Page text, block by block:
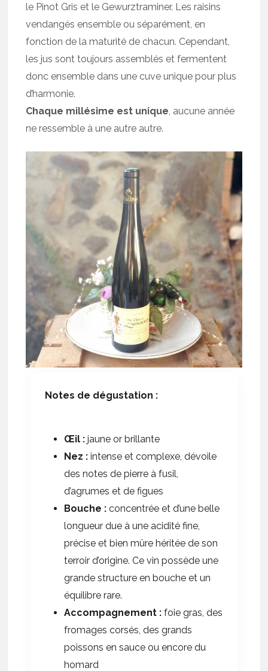
le Pinot Gris et le Gewurztraminer. Les raisins
vendangés ensemble ou séparément, en
fonction de la maturité de chacun. Cependant,
les jus sont toujours assemblés et fermentent
donc ensemble dans une cuve unique pour plus
d’harmonie.
Chaque millésime est unique , aucune année
ne ressemble à une autre autre.
Notes de dégustation :
Œil :jaune or brillante
Nez : intense et complexe, dévoile
des notes de pierre à fusil,
d’agrumes et de figues
Bouche : concentrée et d’une belle
longueur due à une acidité fine,
précise et bien mûre héritée de son
terroir d’origine. Ce vin possède une
grande structure en bouche et un
équilibre rare.
Accompagnement : foie gras, des
fromages corsés, des grands
poissons en sauce ou encore du
homard